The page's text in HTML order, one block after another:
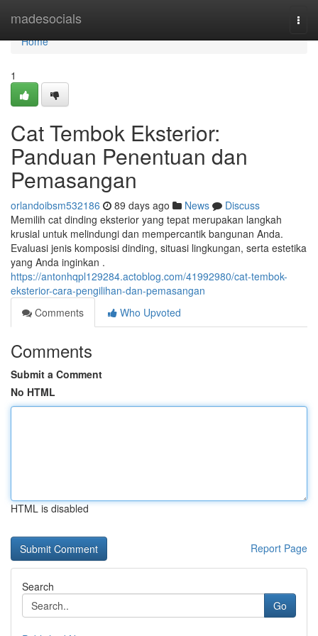
madesocials
Home
Home
1
Cat Tembok Eksterior:
Panduan Penentuan dan
Pemasangan
orlandoibsm532186 89 days ago News
Discuss
Memilih cat dinding eksterior yang tepat merupakan langkah
krusial untuk melindungi dan mempercantik bangunan Anda.
Evaluasi jenis komposisi dinding, situasi lingkungan, serta estetika
yang Anda inginkan .
https://antonhqpl129284.actoblog.com/41992980/cat-tembok-
eksterior-cara-pengilihan-dan-pemasangan
Comments
Who Upvoted
Comments
Submit a Comment
No HTML
HTML is disabled
Report Page
Search
Go